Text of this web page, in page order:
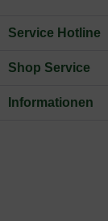
Service Hotline
Shop Service
Informationen